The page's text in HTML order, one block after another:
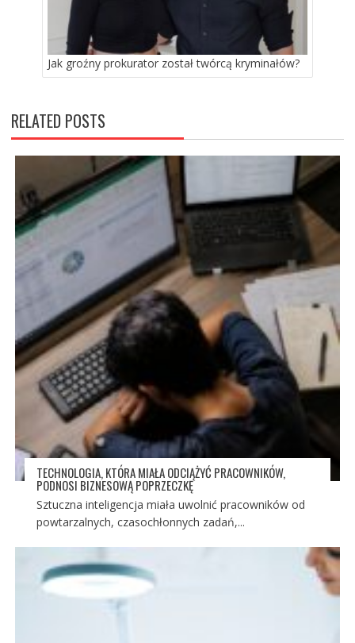
Jak groźny prokurator został twórcą kryminałów?
RELATED POSTS
TECHNOLOGIA, KTÓRA MIAŁA ODCIĄŻYĆ PRACOWNIKÓW,
PODNOSI BIZNESOWĄ POPRZECZKĘ
Sztuczna inteligencja miała uwolnić pracowników od
powtarzalnych, czasochłonnych zadań,...